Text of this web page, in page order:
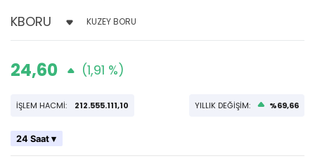
KUZEY BORU
24,60 (1,91 %)
İŞLEM HACMİ: 212.555.111,10 YILLIK DEĞİŞİM: %69,66
24 Saat ▾